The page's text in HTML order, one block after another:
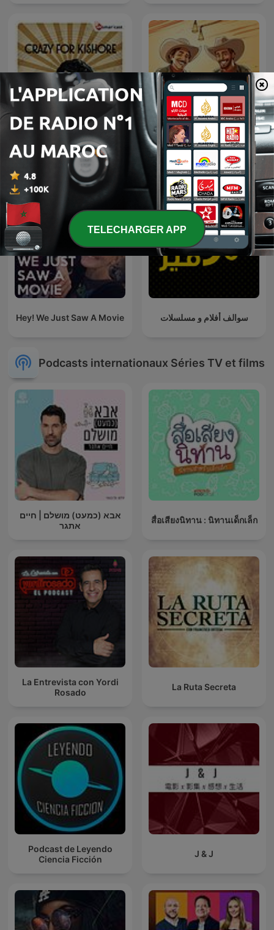
Crazy For Kishore Spaghetti Western
Hey! We Just Saw A Movie سوالف أفلام و مسلسلات
Podcasts internationaux Séries TV et films
אבא (כמעט) מושלם | חיים
אתגר
สื่อเสียงนิทาน : นิทานเด็กเล็ก
La Entrevista con Yordi
Rosado
La Ruta Secreta
Podcast de Leyendo
Ciencia Ficción
J & J
TELECHARGER APP